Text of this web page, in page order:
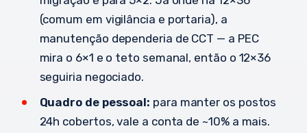
(comum em vigilância e portaria), a
manutenção dependeria de CCT — a PEC
mira o 6×1 e o teto semanal, então o 12×36
seguiria negociado.
Quadro de pessoal: para manter os postos
24h cobertos, vale a conta de ~10% a mais.